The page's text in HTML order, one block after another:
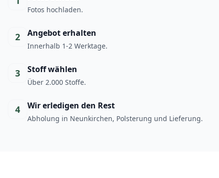
Fotos hochladen.
2 Angebot erhalten
Innerhalb 1-2 Werktage.
3 Stoff wählen
Über 2.000 Stoffe.
4 Wir erledigen den Rest
Abholung in Neunkirchen, Polsterung und Lieferung.